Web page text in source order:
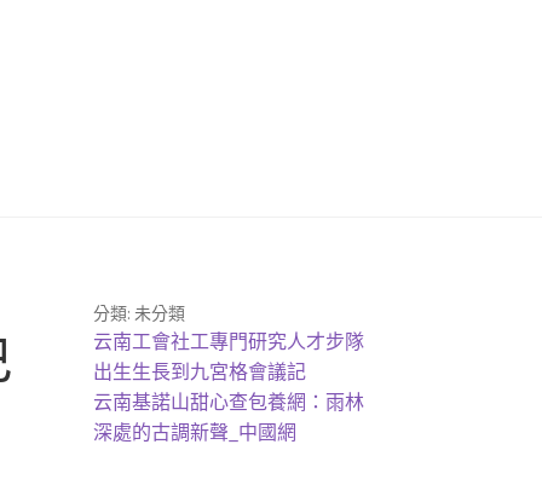
分類: 未分類
上
一
篇
文
云南工會社工專門研究人才步隊
出生生長到九宮格會議記
下
一
云南基諾山甜心查包養網：雨林
深處的古調新聲_中國網